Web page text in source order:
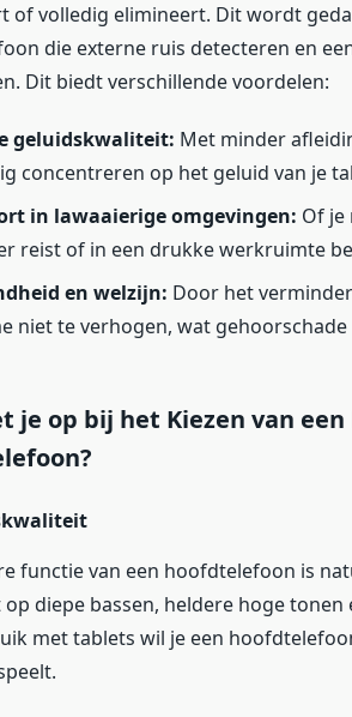
of volledig elimineert. Dit wordt
die externe ruis detecteren en
Dit biedt verschillende voordelen:
geluidskwaliteit: Met minder
concentreren op het geluid van je
in lawaaierige omgevingen: Of je
reist of in een drukke werkruimte
en welzijn: Door het
niet te verhogen, wat
je op bij het Kiezen van
functie van een hoofdtelefoon is
op diepe bassen, heldere hoge
met tablets wil je een